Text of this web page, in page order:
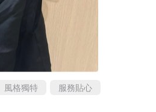
風格獨特 服務貼心